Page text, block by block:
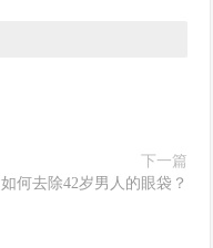
下一篇
如何去除42岁男人的眼袋？